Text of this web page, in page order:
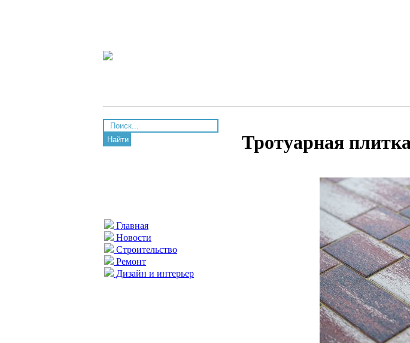
Найти
Главная
Новости
Строительство
Ремонт
Дизайн и интерьер
Тротуарная